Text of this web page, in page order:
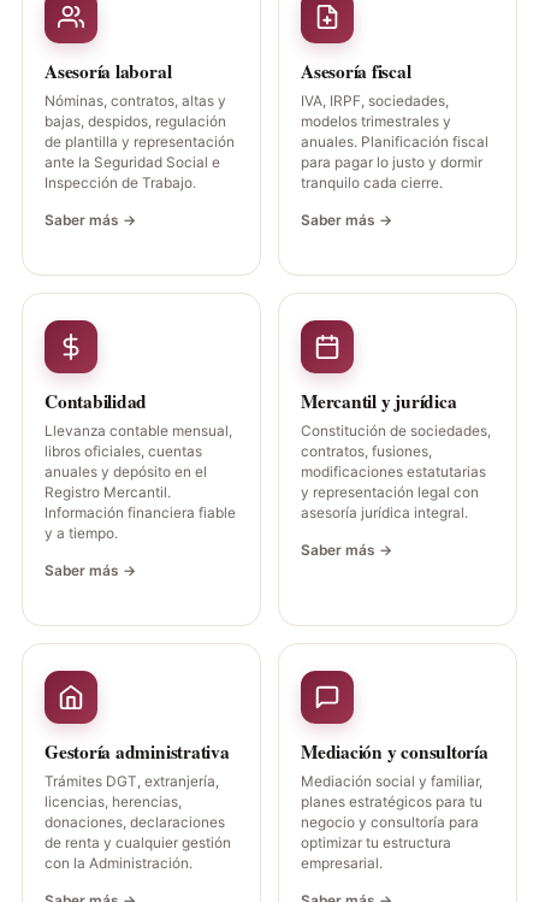
Asesoría laboral
Nóminas, contratos, altas y
bajas, despidos, regulación
de plantilla y representación
ante la Seguridad Social e
Inspección de Trabajo.
Saber más →
Asesoría fiscal
IVA, IRPF, sociedades,
modelos trimestrales y
anuales. Planificación fiscal
para pagar lo justo y dormir
tranquilo cada cierre.
Saber más →
Contabilidad
Llevanza contable mensual,
libros oficiales, cuentas
anuales y depósito en el
Registro Mercantil.
Información financiera fiable
y a tiempo.
Saber más →
Mercantil y jurídica
Constitución de sociedades,
contratos, fusiones,
modificaciones estatutarias
y representación legal con
asesoría jurídica integral.
Saber más →
Gestoría administrativa
Trámites DGT, extranjería,
licencias, herencias,
donaciones, declaraciones
de renta y cualquier gestión
con la Administración.
Mediación y consultoría
Mediación social y familiar,
planes estratégicos para tu
negocio y consultoría para
optimizar tu estructura
empresarial.